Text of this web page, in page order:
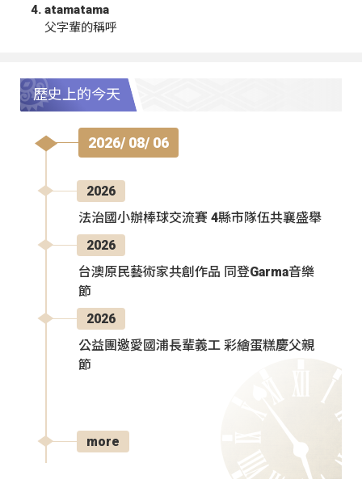
atamatama
父字輩的稱呼
歷史上的今天
2026/ 08/ 06
2026
法治國小辦棒球交流賽 4縣市隊伍共襄盛舉
2026
台澳原民藝術家共創作品 同登Garma音樂
節
2026
公益團邀愛國浦長輩義工 彩繪蛋糕慶父親
節
more